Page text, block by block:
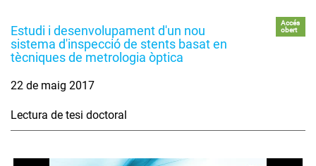
Estudi i desenvolupament d'un nou
sistema d'inspecció de stents basat en
tècniques de metrologia òptica
Accés
obert
22 de maig 2017
Lectura de tesi doctoral